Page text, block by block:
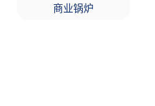
商业锅炉